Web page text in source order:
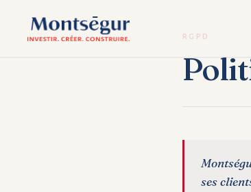
RGPD
ses